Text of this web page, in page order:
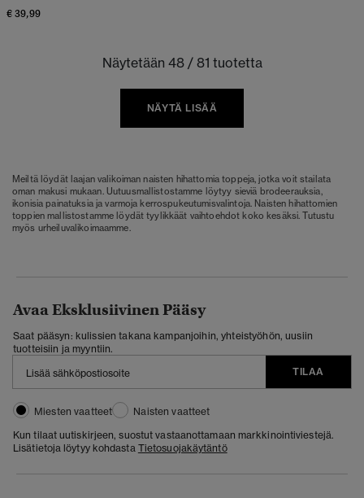
€ 39,99
Näytetään 48 / 81 tuotetta
NÄYTÄ LISÄÄ
Meiltä löydät laajan valikoiman naisten hihattomia toppeja, jotka voit stailata
oman makusi mukaan. Uutuusmallistostamme löytyy sieviä brodeerauksia,
ikonisia painatuksia ja varmoja kerrospukeutumisvalintoja. Naisten hihattomien
toppien mallistostamme löydät tyylikkäät vaihtoehdot koko kesäksi. Tutustu
myös urheiluvalikoimaamme.
Avaa Eksklusiivinen Pääsy
Saat pääsyn: kulissien takana kampanjoihin, yhteistyöhön, uusiin
tuotteisiin ja myyntiin.
TILAA
Miesten vaatteet
Naisten vaatteet
Kun tilaat uutiskirjeen, suostut vastaanottamaan markkinointiviestejä.
Lisätietoja löytyy kohdasta Tietosuojakäytäntö